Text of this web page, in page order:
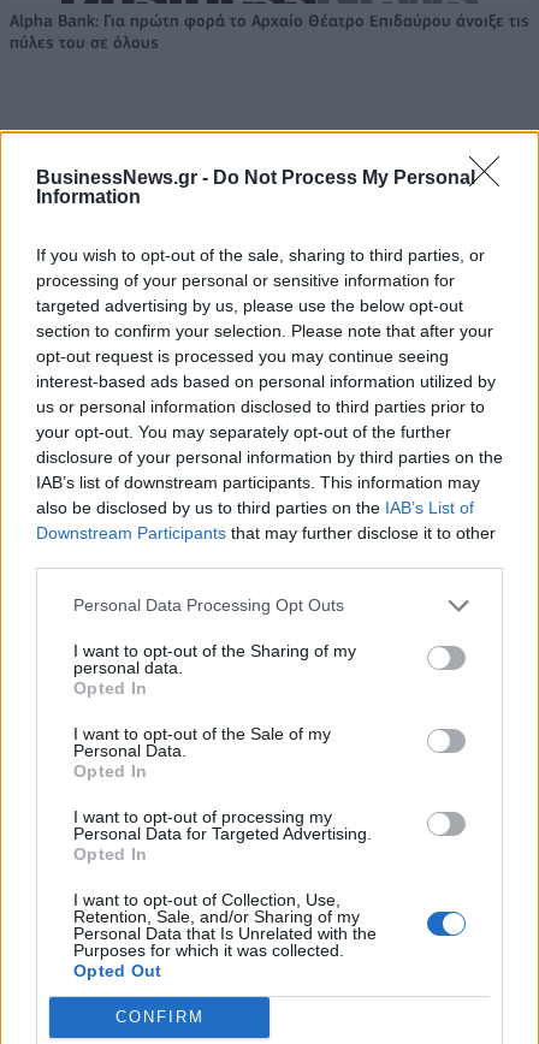
BusinessNews.gr - Do Not Process My Personal
Information
If you wish to opt-out of the sale, sharing to third parties, or
processing of your personal or sensitive information for
targeted advertising by us, please use the below opt-out
section to confirm your selection. Please note that after your
opt-out request is processed you may continue seeing
interest-based ads based on personal information utilized by
us or personal information disclosed to third parties prior to
your opt-out. You may separately opt-out of the further
disclosure of your personal information by third parties on the
IAB’s list of downstream participants. This information may
also be disclosed by us to third parties on the IAB’s List of
Downstream Participants that may further disclose it to other
Personal Data Processing Opt Outs
I want to opt-out of the Sharing of my
personal data.
Opted In
I want to opt-out of the Sale of my
Personal Data.
Opted In
I want to opt-out of processing my
Personal Data for Targeted Advertising.
Opted In
I want to opt-out of Collection, Use,
Retention, Sale, and/or Sharing of my
Personal Data that Is Unrelated with the
Purposes for which it was collected.
Opted Out
CONFIRM
Alpha Bank: Για πρώτη φορά το Αρχαίο Θέατρο Επιδαύρου άνοιξε τις
πύλες του σε όλους
ΠΕΡΙΣΣΌΤΕΡΑ ΣΕ ΑΥΤΉ ΤΗΝ ΚΑΤΗΓΟΡΊΑ
Η ιστορική εταιρεία
κονσερβοποιίας που
ετοιμάζεται για ακόμα
μεγαλύτερο επιχειρηματικό
άνοιγμα
05/07/2023 - 07:36
Η μπαλίτσα που έπαιξε η
Vodafone στο Εuro 2004
06/07/2023 - 07:49
ΡΟΗ ΕΙΔΗΣΕΩΝ
Ξηρασία στη Γαλλία: Μέτρα περιορισμού της χρήσης
του νερού